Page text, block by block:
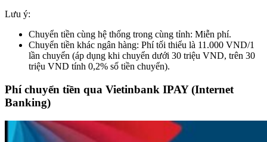
Lưu ý:
Chuyển tiền cùng hệ thống trong cùng tỉnh: Miễn phí.
Chuyển tiền khác ngân hàng: Phí tối thiểu là 11.000 VND/1
lần chuyển (áp dụng khi chuyển dưới 30 triệu VND, trên 30
triệu VND tính 0,2% số tiền chuyển).
Phí chuyển tiền qua Vietinbank IPAY (Internet
Banking)